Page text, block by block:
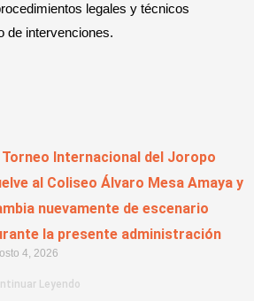
legales y técnicos
de intervenciones.
Torneo Internacional del Joropo
al Coliseo Álvaro Mesa Amaya y
nuevamente de escenario
la presente administración
4, 2026
Leyendo